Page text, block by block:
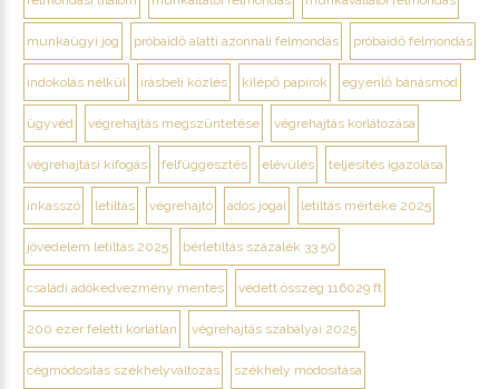
munkaügyi jog próbaidő alatti azonnali felmondás próbaidő felmondás
indokolás nélkül írásbeli közlés kilépő papírok egyenlő bánásmód
ügyvéd végrehajtás megszüntetése végrehajtás korlátozása
végrehajtási kifogás felfüggesztés elévülés teljesítés igazolása
inkasszó letiltás végrehajtó adós jogai letiltás mértéke 2025
jövedelem letiltás 2025 bérletiltás százalék 33 50
családi adókedvezmény mentes védett összeg 116029 ft
200 ezer feletti korlátlan végrehajtás szabályai 2025
cégmódosítás székhelyváltozás székhely módosítása